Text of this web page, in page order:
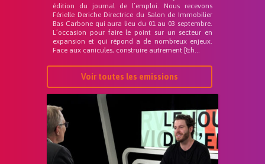
édition du journal de l’emploi. Nous recevons
Férielle Deriche Directrice du Salon de Immobilier
Bas Carbone qui aura lieu du 01 au 03 septembre.
L’occasion pour faire le point sur un secteur en
expansion et qui répond a de nombreux enjeux.
Face aux canicules, construire autrement [&h...
Voir toutes les emissions